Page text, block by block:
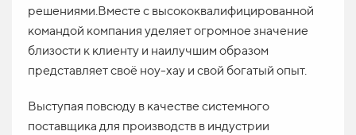
решениями.Вместе с высококвалифицированной
командой компания уделяет огромное значение
близости к клиенту и наилучшим образом
представляет своё ноу-хау и свой богатый опыт.
Выступая повсюду в качестве системного
поставщика для производств в индустрии